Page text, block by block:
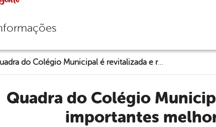
de navegação
Quadra do Colégio Municipal é revitalizada e recebe importantes melhorias em Capoeiras
Quadra do Colégio Municipal é revitalizada e recebe
importantes